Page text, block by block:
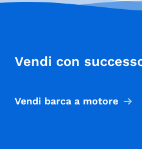
Vendi con
Vendi barca a motore